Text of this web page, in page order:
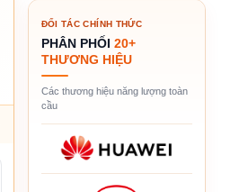
ĐỐI TÁC CHÍNH THỨC
PHÂN PHỐI 20+
THƯƠNG HIỆU
Các thương hiệu năng lượng toàn
cầu